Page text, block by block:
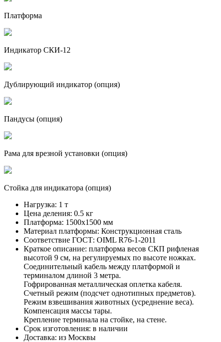
Платформа
Индикатор СКИ-12
Дублирующий индикатор (опция)
Пандусы (опция)
Рама для врезной установки (опция)
Стойка для индикатора (опция)
Нагрузка: 1 т
Цена деления: 0.5 кг
Платформа: 1500х1500 мм
Материал платформы: Конструкционная сталь
Соответствие ГОСТ: OIML R76-1-2011
Краткое описание: платформа весов СКП рифленая
высотой 9 см, на регулируемых по высоте ножках.
Соединительный кабель между платформой и
терминалом длиной 3 метра.
Гофрированная металлическая оплетка кабеля.
Счетный режим (подсчет однотипных предметов).
Режим взвешивания животных (усреднение веса).
Компенсация массы тары.
Крепление терминала на стойке, на стене.
Срок изготовления: в наличии
Доставка: из Москвы